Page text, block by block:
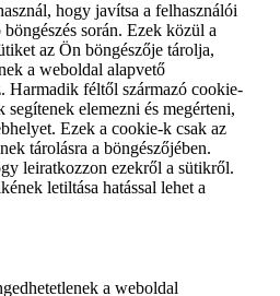
hogy javítsa a felhasználói
során. Ezek közül a
az Ön böngészője tárolja,
a weboldal alapvető
Harmadik féltől származó cookie-
elemezni és megérteni,
Ezek a cookie-k csak az
tárolásra a böngészőjében.
leiratkozzon ezekről a sütikről.
letiltása hatással lehet a
a weboldal